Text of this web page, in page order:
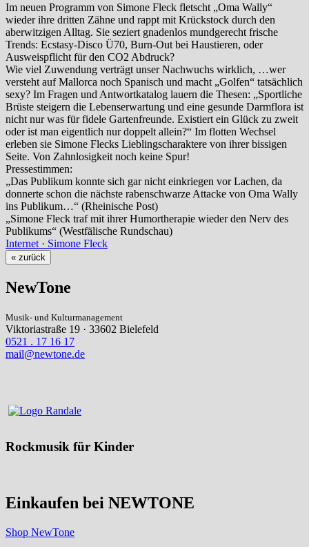
Im neuen Programm von Simone Fleck fletscht „Oma Wally“
wieder ihre dritten Zähne und rappt mit Krückstock durch den
aberwitzigen Alltag. Sie seziert gnadenlos mundgerecht frische
Trends: Ecstasy-Disco Ü70, Burn-Out bei Haustieren, oder
Ausweispflicht für den CO2 Abdruck?
Wie viel Zuwendung verträgt unser Nachwuchs wirklich, …wer
versteht auf Mallorca noch Spanisch und macht „Golfen“ tatsächlich
sexy? Im Fragen und Antwortkatalog lauern die Thesen: „Sportliche
Brüste steigern die Lebenserwartung und eine gesunde Darmflora ist
nicht nur was für fidele Gartenfreunde. Existiert ein Glück zu zweit
oder ist man eigentlich nur doppelt allein?“ Im flotten Wechsel
erleben sie Simone Flecks Lieblingscharaktere von ihrer bissigen
Seite. Von Zahnlosigkeit noch keine Spur!
Pressestimmen:
„Das Publikum konnte sich gar nicht einkriegen vor Lachen, da
donnerte schon die nächste rabenschwarze Attacke von Oma Wally
ins Publikum…“ (Rheinische Post)
„Simone Fleck traf mit ihrer Humortherapie wieder den Nerv des
Publikums“ (Westfälische Rundschau)
Internet · Simone Fleck
« zurück
NewTone
Musik- und Kulturmanagement
Viktoriastraße 19 · 33602 Bielefeld
0521 . 17 16 17
mail@newtone.de
Rockmusik für Kinder
Einkaufen bei NEWTONE
Shop NewTone